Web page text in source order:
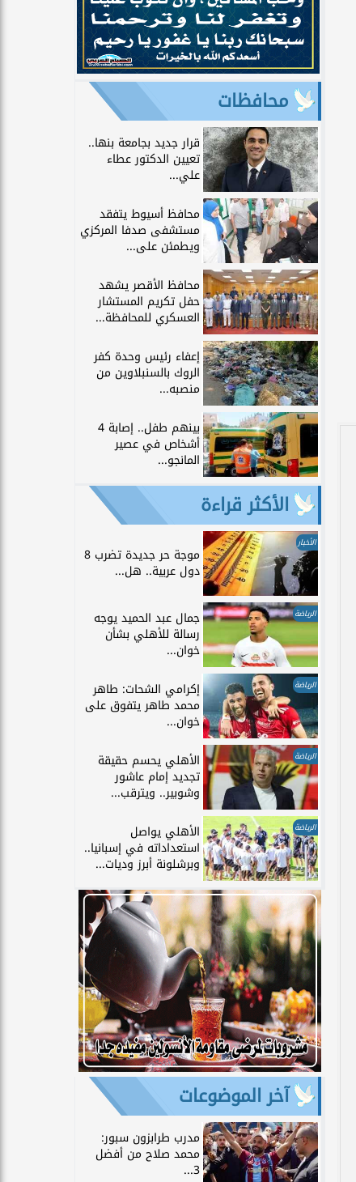
محافظات
قرار جديد بجامعة بنها..
تعيين الدكتور عطاء
علي...
محافظ أسيوط يتفقد
مستشفى صدفا المركزي
ويطمئن على...
محافظ الأقصر يشهد
حفل تكريم المستشار
العسكري للمحافظة...
إعفاء رئيس وحدة كفر
الروك بالسنبلاوين من
منصبه...
بينهم طفل.. إصابة 4
أشخاص في عصير
المانجو...
الأكثر قراءة
الأخبار
موجة حر جديدة تضرب 8
دول عربية.. هل...
الرياضة جمال عبد الحميد يوجه
رسالة للأهلي بشأن
خوان...
الرياضة إكرامي الشحات: طاهر
محمد طاهر يتفوق على
خوان...
الرياضة الأهلي يحسم حقيقة
تجديد إمام عاشور
وشوبير.. ويترقب...
الرياضة الأهلي يواصل
استعداداته في إسبانيا..
وبرشلونة أبرز وديات...
آخر الموضوعات
مدرب طرابزون سبور:
محمد صلاح من أفضل
3...